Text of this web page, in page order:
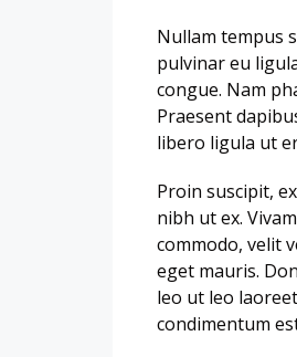
Nullam tempus
pulvinar eu
congue. Nam
Praesent
libero ligula ut
Proin suscipit,
nibh ut ex.
commodo, velit
eget mauris.
leo ut leo
condimentum